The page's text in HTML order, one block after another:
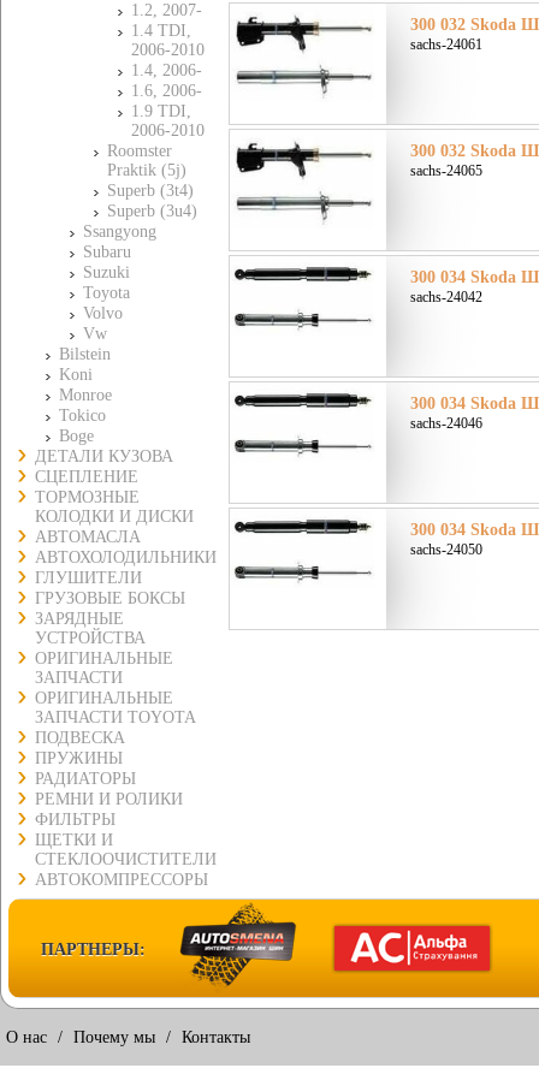
1.2, 2007-
1.4 TDI,
2006-2010
1.4, 2006-
1.6, 2006-
1.9 TDI,
2006-2010
Roomster
Praktik (5j)
Superb (3t4)
Superb (3u4)
Ssangyong
Subaru
Suzuki
Toyota
Volvo
Vw
Bilstein
Koni
Monroe
Tokico
Boge
ДЕТАЛИ КУЗОВА
СЦЕПЛЕНИЕ
ТОРМОЗНЫЕ
КОЛОДКИ И ДИСКИ
АВТОМАСЛА
АВТОХОЛОДИЛЬНИКИ
ГЛУШИТЕЛИ
ГРУЗОВЫЕ БОКСЫ
ЗАРЯДНЫЕ
УСТРОЙСТВА
ОРИГИНАЛЬНЫЕ
ЗАПЧАСТИ
ОРИГИНАЛЬНЫЕ
ЗАПЧАСТИ TOYOTA
ПОДВЕСКА
ПРУЖИНЫ
РАДИАТОРЫ
РЕМНИ И РОЛИКИ
ФИЛЬТРЫ
ЩЕТКИ И
СТЕКЛООЧИСТИТЕЛИ
АВТОКОМПРЕССОРЫ
300 032 Skoda
sachs-24061
300 032 Skoda
sachs-24065
300 034 Skoda
sachs-24042
300 034 Skoda
sachs-24046
300 034 Skoda
sachs-24050
ПАРТНЕРЫ:
О нас / Почему мы / Контакты